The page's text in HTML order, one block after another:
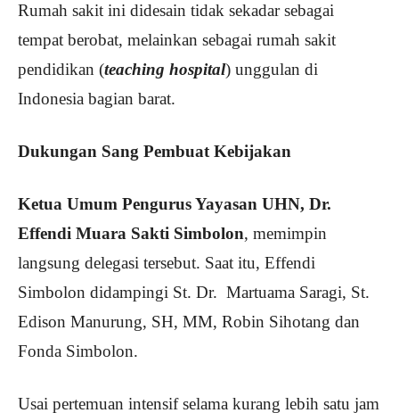
Rumah sakit ini didesain tidak sekadar sebagai
tempat berobat, melainkan sebagai rumah sakit
pendidikan (teaching hospital) unggulan di
Indonesia bagian barat.
Dukungan Sang Pembuat Kebijakan
Ketua Umum Pengurus Yayasan UHN, Dr.
Effendi Muara Sakti Simbolon, memimpin
langsung delegasi tersebut. Saat itu, Effendi
Simbolon didampingi St. Dr. Martuama Saragi, St.
Edison Manurung, SH, MM, Robin Sihotang dan
Fonda Simbolon.
Usai pertemuan intensif selama kurang lebih satu jam